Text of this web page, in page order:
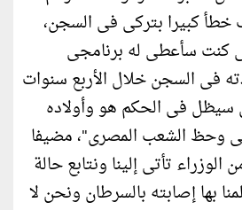
كبيرا بتركى فى السجن،
كنت سأعطى له برنامجى
فى السجن خلال الأربع سنوات
سيظل فى الحكم هو وأولاده
وحظ الشعب المصرى"، مضيفا
الوزراء تأتى إلينا ونتابع حالة
بها إصابته بالسرطان ونحن لا